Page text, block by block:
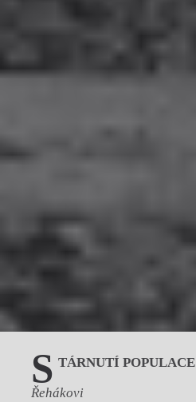
S TÁRNUTÍ POPULACE
Řehákovi